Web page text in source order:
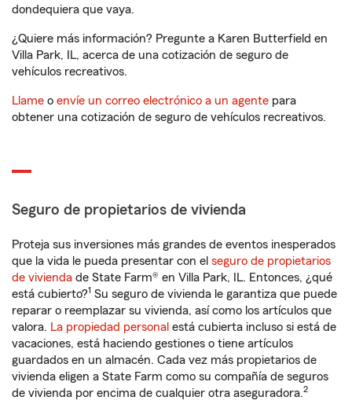
dondequiera que vaya.
¿Quiere más información? Pregunte a Karen Butterfield en
Villa Park, IL, acerca de una cotización de seguro de
vehículos recreativos.
Llame o envíe un correo electrónico a un agente para
obtener una cotización de seguro de vehículos recreativos.
Seguro de propietarios de vivienda
Proteja sus inversiones más grandes de eventos inesperados
que la vida le pueda presentar con el seguro de propietarios
de vivienda de State Farm® en Villa Park, IL. Entonces, ¿qué
está cubierto?1 Su seguro de vivienda le garantiza que puede
reparar o reemplazar su vivienda, así como los artículos que
valora. La propiedad personal está cubierta incluso si está de
vacaciones, está haciendo gestiones o tiene artículos
guardados en un almacén. Cada vez más propietarios de
vivienda eligen a State Farm como su compañía de seguros
de vivienda por encima de cualquier otra aseguradora.2